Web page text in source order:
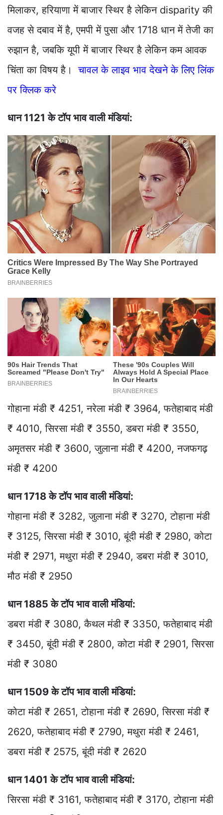
मिलाकर, हरियाणा में बाजार स्थिर है लेकिन disparity की
वजह से दबाव में है, एमपी में पुसा और 1718 धान में तेजी का
रुझान है, जबकि यूपी में बाजार स्थिर है लेकिन कम आवक
चिंता का विषय है।चावल के लाइव भाव देखने के लिए लिंक
पर क्लिक करे
धान 1121 के टॉप भाव वाली मंडियां:
गोहाना मंडी ₹ 4251, नरेला मंडी ₹ 3964, फतेहाबाद मंडी
₹ 4010, सिरसा मंडी ₹ 3550, डबरा मंडी ₹ 3550,
अमृतसर मंडी ₹ 3600, जुलाना मंडी ₹ 4200, नजफगढ़
मंडी ₹ 4200
धान 1718 के टॉप भाव वाली मंडियां:
गोहाना मंडी ₹ 3282, जुलाना मंडी ₹ 3270, टोहाना मंडी
₹ 3125, सिरसा मंडी ₹ 3010, बूंदी मंडी ₹ 2980, कोटा
मंडी ₹ 2971, मथुरा मंडी ₹ 2940, डबरा मंडी ₹ 3010,
मौठ मंडी ₹ 2950
धान 1885 के टॉप भाव वाली मंडियां:
डबरा मंडी ₹ 3080, कैथल मंडी ₹ 3350, फतेहाबाद मंडी
₹ 3450, बूंदी मंडी ₹ 2800, कोटा मंडी ₹ 2901, सिरसा
मंडी ₹ 3080
धान 1509 के टॉप भाव वाली मंडियां:
कोटा मंडी ₹ 2651, टोहाना मंडी ₹ 2690, सिरसा मंडी ₹
2620, फतेहाबाद मंडी ₹ 2790, मथुरा मंडी ₹ 2461,
डबरा मंडी ₹ 2575, बूंदी मंडी ₹ 2620
धान 1401 के टॉप भाव वाली मंडियां:
सिरसा मंडी ₹ 3161, फतेहाबाद मंडी ₹ 3170, टोहाना मंडी